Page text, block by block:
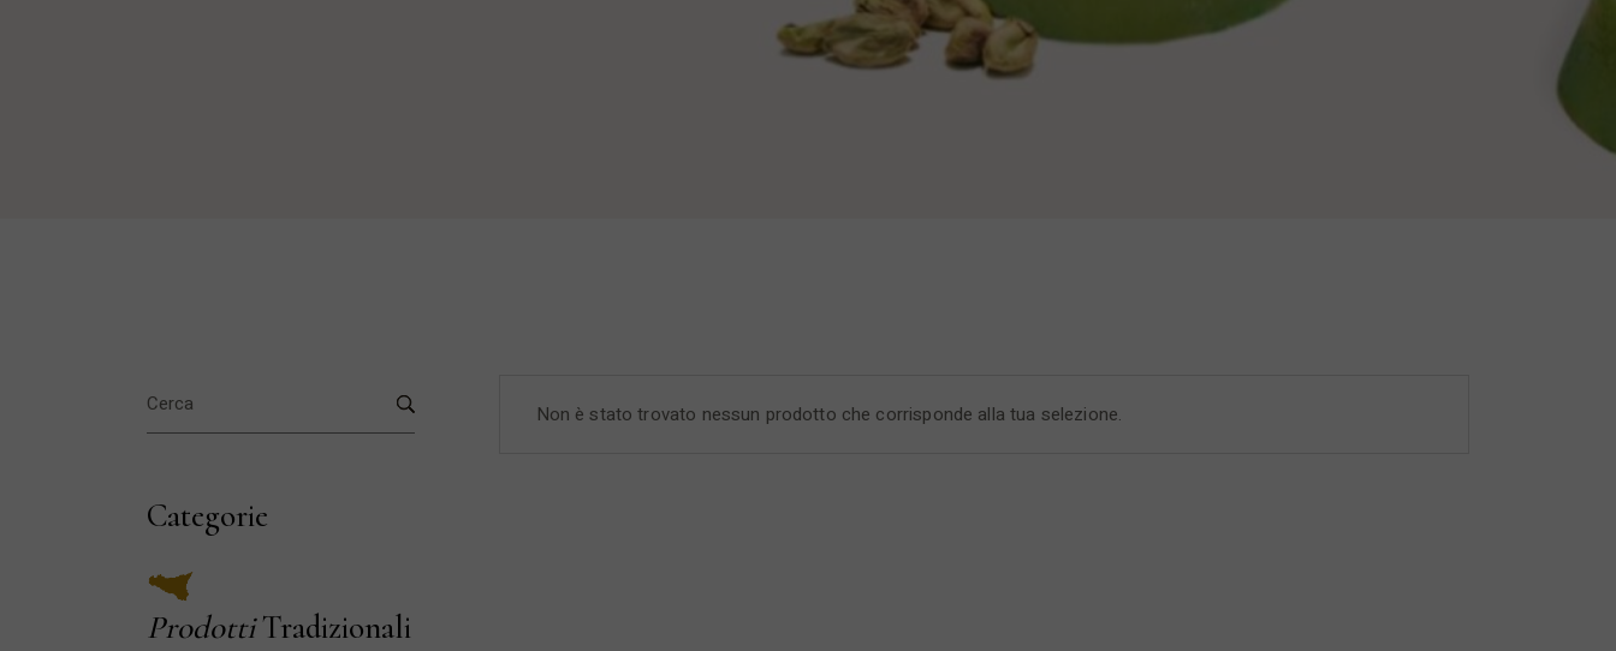
Non è stato trovato nessun prodotto che corrisponde alla tua selezione.
for:
Categorie
ProdottiTradizionali